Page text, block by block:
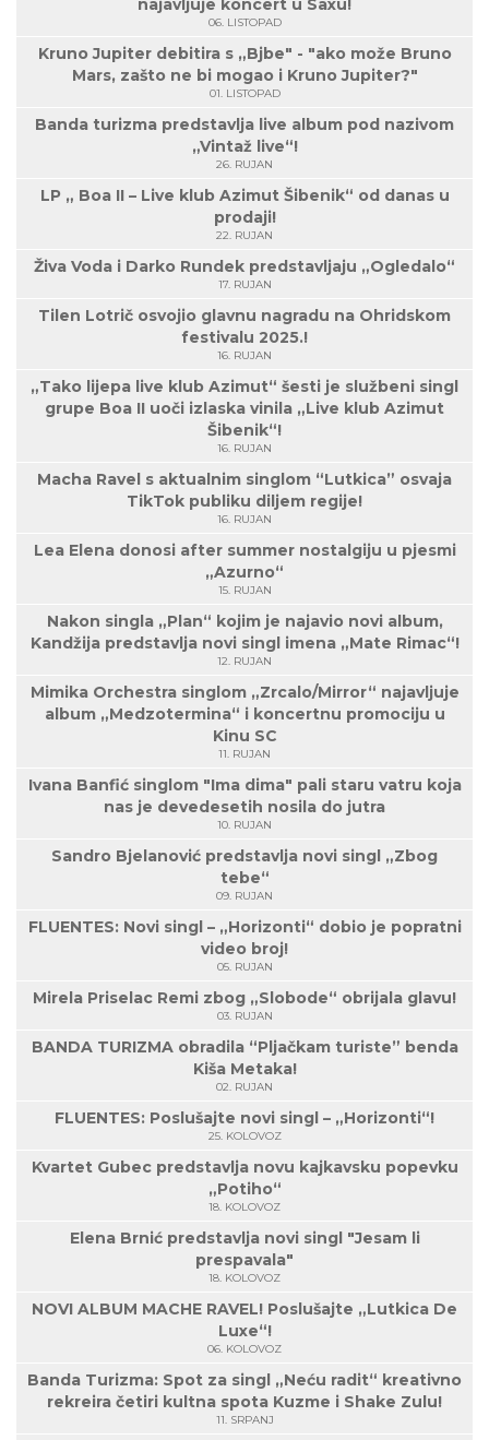
najavljuje koncert u Saxu!
06. LISTOPAD
Kruno Jupiter debitira s „Bjbe" - "ako može Bruno
Mars, zašto ne bi mogao i Kruno Jupiter?"
01. LISTOPAD
Banda turizma predstavlja live album pod nazivom
„Vintaž live“!
26. RUJAN
LP „ Boa II – Live klub Azimut Šibenik“ od danas u
prodaji!
22. RUJAN
Živa Voda i Darko Rundek predstavljaju „Ogledalo“
17. RUJAN
Tilen Lotrič osvojio glavnu nagradu na Ohridskom
festivalu 2025.!
16. RUJAN
„Tako lijepa live klub Azimut“ šesti je službeni singl
grupe Boa II uoči izlaska vinila „Live klub Azimut
Šibenik“!
16. RUJAN
Macha Ravel s aktualnim singlom “Lutkica” osvaja
TikTok publiku diljem regije!
16. RUJAN
Lea Elena donosi after summer nostalgiju u pjesmi
„Azurno“
15. RUJAN
Nakon singla „Plan“ kojim je najavio novi album,
Kandžija predstavlja novi singl imena „Mate Rimac“!
12. RUJAN
Mimika Orchestra singlom „Zrcalo/Mirror“ najavljuje
album „Medzotermina“ i koncertnu promociju u
Kinu SC
11. RUJAN
Ivana Banfić singlom "Ima dima" pali staru vatru koja
nas je devedesetih nosila do jutra
10. RUJAN
Sandro Bjelanović predstavlja novi singl „Zbog
tebe“
09. RUJAN
FLUENTES: Novi singl – „Horizonti“ dobio je popratni
video broj!
05. RUJAN
Mirela Priselac Remi zbog „Slobode“ obrijala glavu!
03. RUJAN
BANDA TURIZMA obradila “Pljačkam turiste” benda
Kiša Metaka!
02. RUJAN
FLUENTES: Poslušajte novi singl – „Horizonti“!
25. KOLOVOZ
Kvartet Gubec predstavlja novu kajkavsku popevku
„Potiho“
18. KOLOVOZ
Elena Brnić predstavlja novi singl "Jesam li
prespavala"
18. KOLOVOZ
NOVI ALBUM MACHE RAVEL! Poslušajte „Lutkica De
Luxe“!
06. KOLOVOZ
Banda Turizma: Spot za singl „Neću radit“ kreativno
rekreira četiri kultna spota Kuzme i Shake Zulu!
11. SRPANJ